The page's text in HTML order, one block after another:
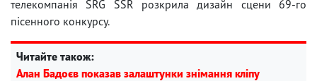
телекомпанія SRG SSR розкрила дизайн сцени 69-го
пісенного конкурсу.
Читайте також:
Алан Бадоєв показав залаштунки знімання кліпу